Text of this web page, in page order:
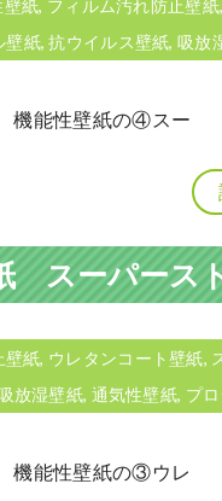
壁紙, フィルム汚れ防止壁紙,
壁紙,抗ウイルス壁紙,吸放
機能性壁紙の④スー
壁紙, ウレタンコート壁紙,
放湿壁紙, 通気性壁紙, プ
機能性壁紙の③ウレ